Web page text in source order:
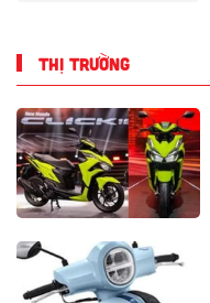
THỊ TRƯỜNG